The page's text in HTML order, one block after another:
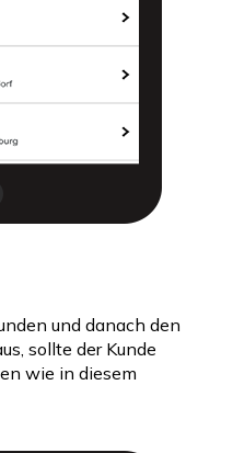
und danach den
sollte der Kunde
wie in diesem